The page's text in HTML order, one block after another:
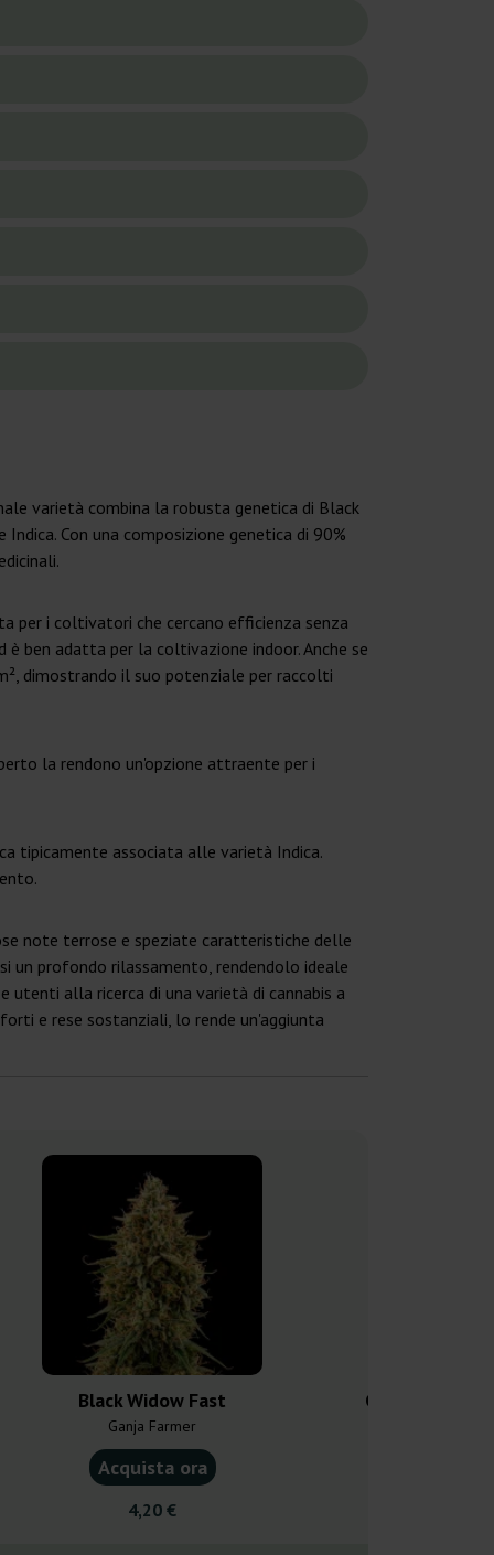
varietà combina la robusta genetica di Black
Con una composizione genetica di 90%
per i coltivatori che cercano efficienza senza
ben adatta per la coltivazione indoor. Anche se
dimostrando il suo potenziale per raccolti
la rendono un'opzione attraente per i
tipicamente associata alle varietà Indica.
note terrose e speziate caratteristiche delle
un profondo rilassamento, rendendolo ideale
utenti alla ricerca di una varietà di cannabis a
e rese sostanziali, lo rende un'aggiunta
Black Widow Fast
Ganja Farmer
Acquista ora
4,20 €
Cream